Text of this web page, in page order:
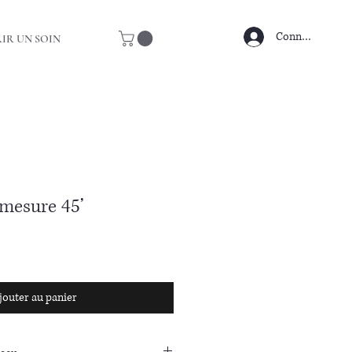
Connexion
UN SOIN
45’
au panier